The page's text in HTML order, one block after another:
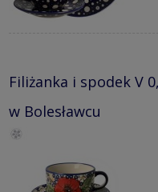
Filiżanka i spodek V
w Bolesławcu